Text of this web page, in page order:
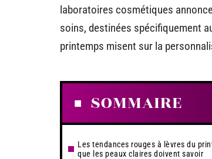
laboratoires cosmétiques
soins, destinées spécifiquement
printemps misent sur la
SOMMAIRE
Les tendances rouges à lèvres du
que les peaux claires doivent savoir